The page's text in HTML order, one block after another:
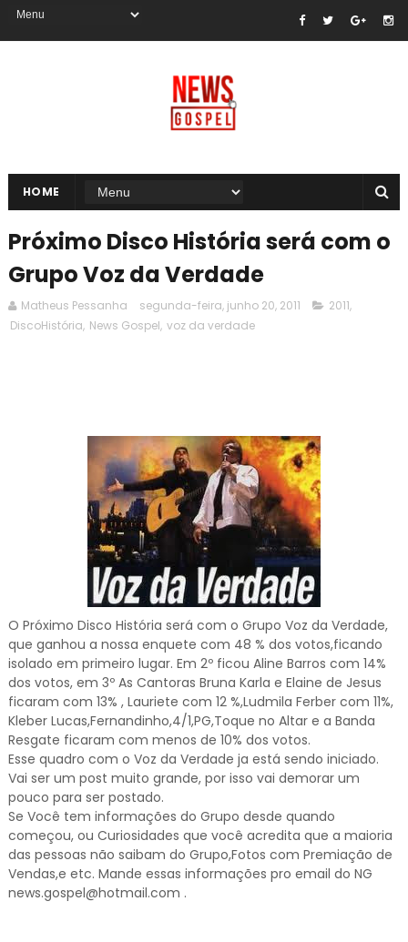
HOME
Próximo Disco História será com o
Grupo Voz da Verdade
Matheus Pessanha segunda-feira, junho 20, 2011 2011,
DiscoHistória, News Gospel, voz da verdade
O Próximo Disco História será com o Grupo Voz da Verdade,
que ganhou a nossa enquete com 48 % dos votos,ficando
isolado em primeiro lugar. Em 2º ficou Aline Barros com 14%
dos votos, em 3º As Cantoras Bruna Karla e Elaine de Jesus
ficaram com 13% , Lauriete com 12 %,Ludmila Ferber com 11%,
Kleber Lucas,Fernandinho,4/1,PG,Toque no Altar e a Banda
Resgate ficaram com menos de 10% dos votos.
Esse quadro com o Voz da Verdade ja está sendo iniciado.
Vai ser um post muito grande, por isso vai demorar um
pouco para ser postado.
Se Você tem informações do Grupo desde quando
começou, ou Curiosidades que você acredita que a maioria
das pessoas não saibam do Grupo,Fotos com Premiação de
Vendas,e etc. Mande essas informações pro email do NG
news.gospel@hotmail.com .